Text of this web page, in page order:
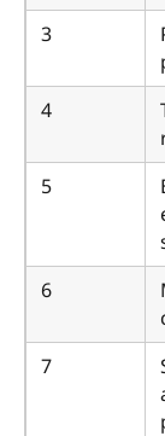
3
4
5
6
7